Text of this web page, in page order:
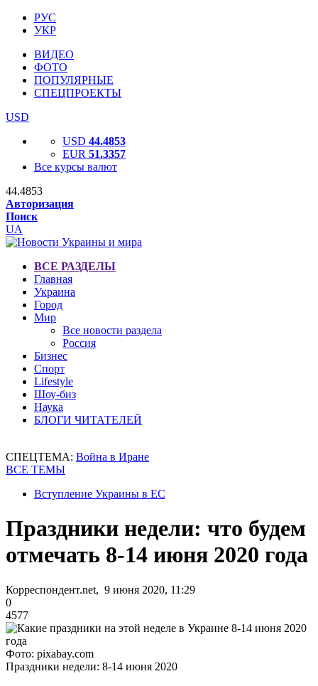
РУС
УКР
ВИДЕО
ФОТО
ПОПУЛЯРНЫЕ
СПЕЦПРОЕКТЫ
USD
USD 44.4853
EUR 51.3357
Все курсы валют
44.4853
Авторизация
Поиск
UA
ВСЕ РАЗДЕЛЫ
Главная
Украина
Город
Мир
Все новости раздела
Россия
Бизнес
Спорт
Lifestyle
Шоу-биз
Наука
БЛОГИ ЧИТАТЕЛЕЙ
СПЕЦТЕМА: Война в Иране
ВСЕ ТЕМЫ
Вступление Украины в ЕС
Праздники недели: что будем
отмечать 8-14 июня 2020 года
Корреспондент.net, 9 июня 2020, 11:29
0
4577
Фото: pixabay.com
Праздники недели: 8-14 июня 2020